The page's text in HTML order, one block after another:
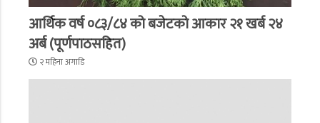
आर्थिक वर्ष ०८३/८४ को बजेटको आकार २१ खर्ब २४
अर्ब (पूर्णपाठसहित)
२ महिना अगाडि